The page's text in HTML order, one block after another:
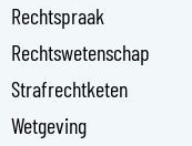
Rechtspraak
Rechtswetenschap
Strafrechtketen
Wetgeving